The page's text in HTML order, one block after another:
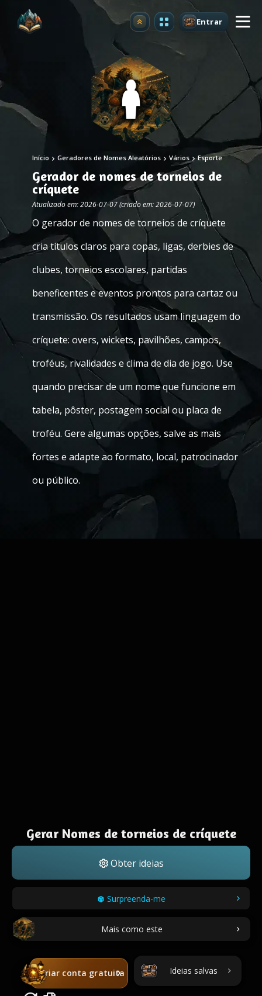
Atualizar Entrar
Início Geradores de Nomes Aleatórios Vários Esporte
Gerador de nomes de torneios de
críquete
Atualizado em: 2026-07-07 (criado em: 2026-07-07)
O gerador de nomes de torneios de críquete
cria títulos claros para copas, ligas, derbies de
clubes, torneios escolares, partidas
beneficentes e eventos prontos para cartaz ou
transmissão. Os resultados usam linguagem do
críquete: overs, wickets, pavilhões, campos,
troféus, rivalidades e clima de dia de jogo. Use
quando precisar de um nome que funcione em
tabela, pôster, postagem social ou placa de
troféu. Gere algumas opções, salve as mais
fortes e adapte ao formato, local, patrocinador
ou público.
Gerar Nomes de torneios de críquete
Obter ideias
Surpreenda-me
Mais como este
Criar conta gratuita Ideias salvas